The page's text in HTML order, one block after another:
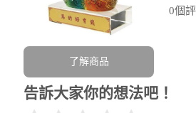
0個
了解商品
告訴大家你的想法吧！